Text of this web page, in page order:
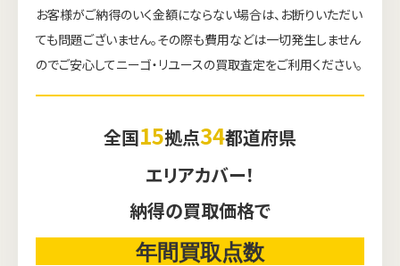
お客様がご納得のいく金額にならない場合は、お断りいただい
ても問題ございません。その際も費用などは一切発生しません
のでご安心してニーゴ・リユースの買取査定をご利用ください。
全国15拠点34都道府県
エリアカバー！
納得の買取価格で
年間買取点数